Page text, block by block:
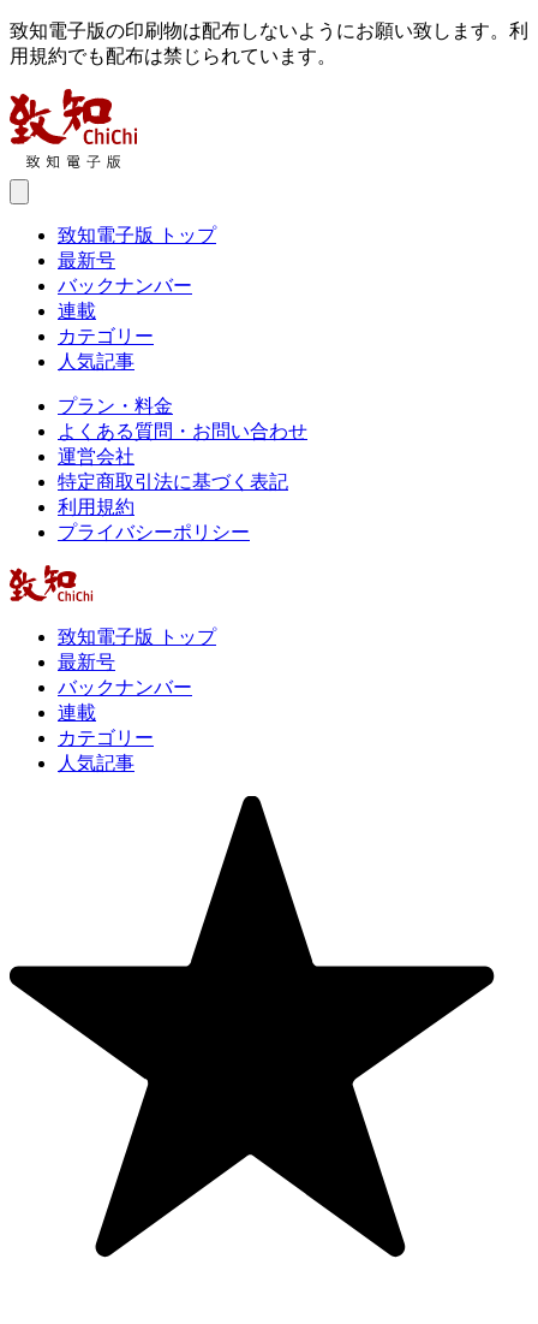
致知電子版の印刷物は配布しないようにお願い致します。利
用規約でも配布は禁じられています。
致知電子版 トップ
最新号
バックナンバー
連載
カテゴリー
人気記事
プラン・料金
よくある質問・お問い合わせ
運営会社
特定商取引法に基づく表記
利用規約
プライバシーポリシー
致知電子版 トップ
最新号
バックナンバー
連載
カテゴリー
人気記事